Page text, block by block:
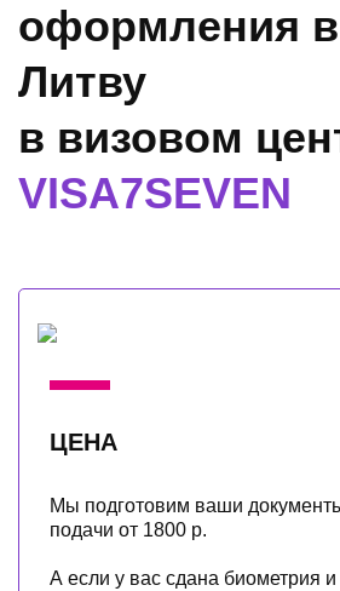
оформления
Литву
в визовом
VISA7SEVEN
ЦЕНА
Мы подготовим ваши
подачи от 1800 р.
А если у вас сдана биометрия и